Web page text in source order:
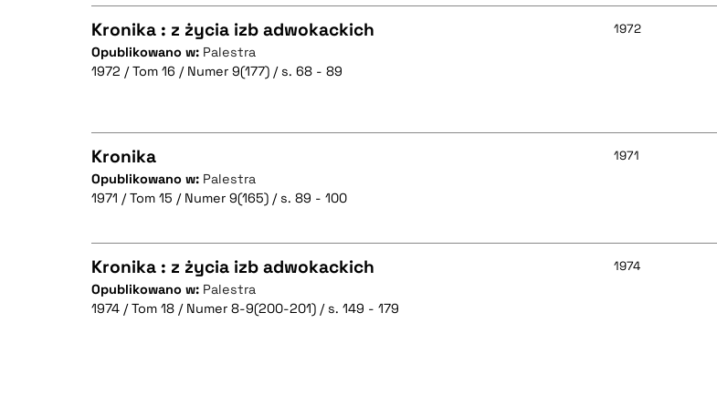
CZYSTY TEKST
BIBTEX
Kronika : z życia izb adwokackich
Opublikowano w: Palestra
1972 / Tom 16 / Numer 9(177) / s. 68 - 89
1972
CZYSTY TEKST
BIBTEX
Kronika
Opublikowano w: Palestra
1971 / Tom 15 / Numer 9(165) / s. 89 - 100
1971
CZYSTY TEKST
Kronika : z życia izb adwokackich
Opublikowano w: Palestra
1974 / Tom 18 / Numer 8-9(200-201) / s. 149 - 179
1974